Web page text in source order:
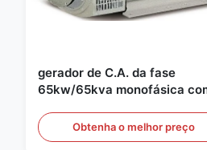
gerador de C.A. da fase
65kw/65kva monofásica
Obtenha o melhor preço